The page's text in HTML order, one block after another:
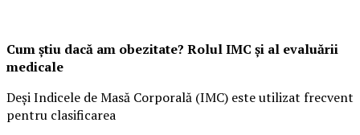
Cum știu dacă am obezitate? Rolul IMC și al evaluării
medicale
Deși Indicele de Masă Corporală (IMC) este utilizat frecvent
pentru clasificarea